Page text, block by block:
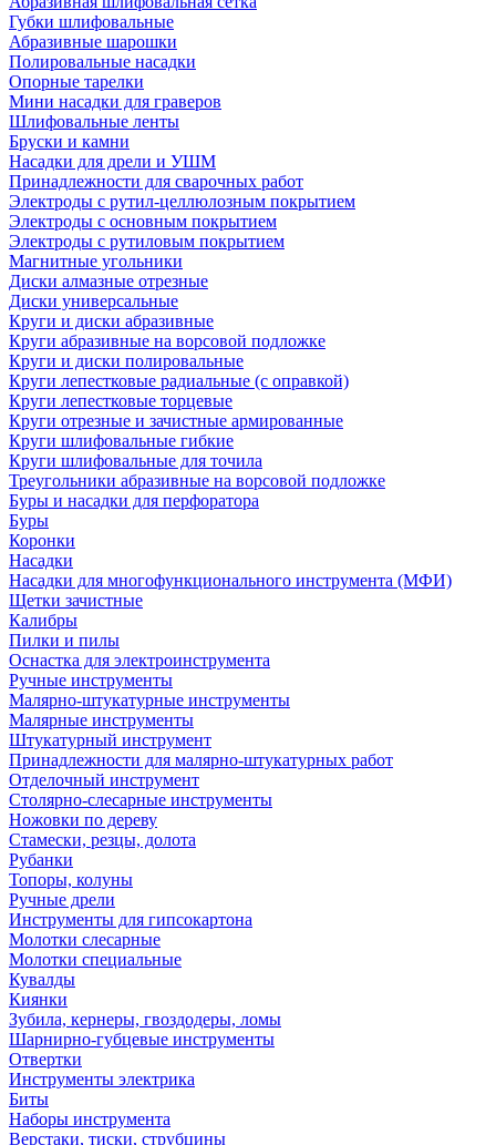
Губки шлифовальные
Абразивные шарошки
Полировальные насадки
Опорные тарелки
Мини насадки для граверов
Шлифовальные ленты
Бруски и камни
Насадки для дрели и УШМ
Принадлежности для сварочных работ
Электроды с рутил-целлюлозным покрытием
Электроды с основным покрытием
Электроды с рутиловым покрытием
Магнитные угольники
Диски алмазные отрезные
Диски универсальные
Круги и диски абразивные
Круги абразивные на ворсовой подложке
Круги и диски полировальные
Круги лепестковые радиальные (с оправкой)
Круги лепестковые торцевые
Круги отрезные и зачистные армированные
Круги шлифовальные гибкие
Круги шлифовальные для точила
Треугольники абразивные на ворсовой подложке
Буры и насадки для перфоратора
Буры
Коронки
Насадки
Насадки для многофункционального инструмента (МФИ)
Щетки зачистные
Калибры
Пилки и пилы
Оснастка для электроинструмента
Ручные инструменты
Малярно-штукатурные инструменты
Малярные инструменты
Штукатурный инструмент
Принадлежности для малярно-штукатурных работ
Отделочный инструмент
Столярно-слесарные инструменты
Ножовки по дереву
Стамески, резцы, долота
Рубанки
Топоры, колуны
Ручные дрели
Инструменты для гипсокартона
Молотки слесарные
Молотки специальные
Кувалды
Киянки
Зубила, кернеры, гвоздодеры, ломы
Шарнирно-губцевые инструменты
Отвертки
Инструменты электрика
Биты
Наборы инструмента
Верстаки, тиски, струбцины